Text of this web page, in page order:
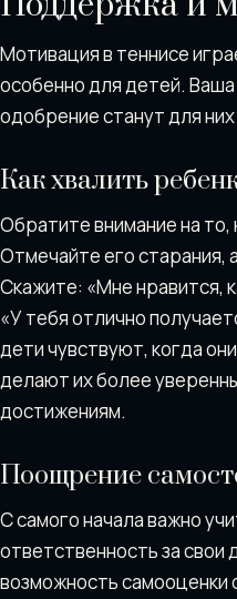
Мотивация в теннисе
особенно для детей.
одобрение станут для
Как хвалить
Обратите внимание на то,
Отмечайте его старания,
Скажите: «Мне нравится,
«У тебя отлично
дети чувствуют, когда
делают их более
достижениям.
Поощрение
С самого начала важно
ответственность за свои
возможность самооценки